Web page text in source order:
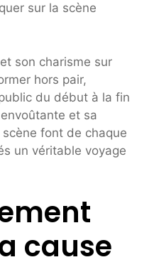
sur la scène
son charisme sur
hors pair,
du début à la fin
et sa
font de chaque
un véritable voyage
cause